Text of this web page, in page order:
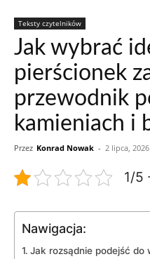
Teksty czytelników
Jak wybrać
pierścionek
przewodnik
kamieniach i
Przez Konrad Nowak - 2 lipca, 2026
1/5
Nawigacja:
Jak rozsądnie podejść do